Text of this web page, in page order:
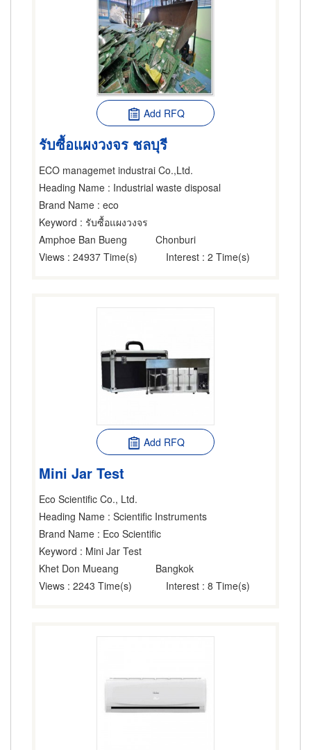
Add RFQ
รับซื้อแผงวงจร ชลบุรี
ECO managemet industrai Co.,Ltd.
Heading Name : Industrial waste disposal
Brand Name : eco
Keyword : รับซื้อแผงวงจร
Amphoe Ban Bueng
Chonburi
Views : 24937 Time(s) Interest : 2 Time(s)
Add RFQ
Mini Jar Test
Eco Scientific Co., Ltd.
Heading Name : Scientific Instruments
Brand Name : Eco Scientific
Keyword : Mini Jar Test
Khet Don Mueang
Bangkok
Views : 2243 Time(s) Interest : 8 Time(s)